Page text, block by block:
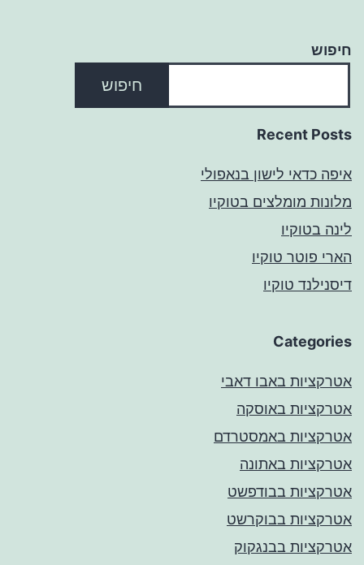
חיפוש
חיפוש
Recent Posts
איפה כדאי לישון בנאפולי
מלונות מומלצים בטוקיו
לינה בטוקיו
הארי פוטר טוקיו
דיסנילנד טוקיו
Categories
אטרקציות באבו דאבי
אטרקציות באוסקה
אטרקציות באמסטרדם
אטרקציות באתונה
אטרקציות בבודפשט
אטרקציות בבוקרשט
אטרקציות בבנגקוק